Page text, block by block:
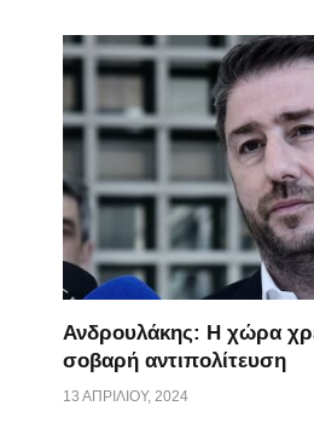
Ανδρουλάκης: Η χώρα
σοβαρή αντιπολίτευση
13 ΑΠΡΙΛΊΟΥ, 2024